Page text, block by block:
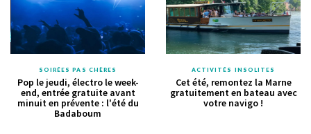
SOIRÉES PAS CHÈRES
Pop le jeudi, électro le week-
end, entrée gratuite avant
minuit en prévente : l'été du
Badaboum
ACTIVITÉS INSOLITES
Cet été, remontez la Marne
gratuitement en bateau avec
votre navigo !